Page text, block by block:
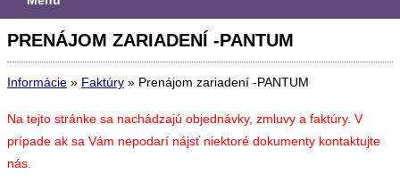
PRENÁJOM ZARIADENÍ -PANTUM
Informácie » Faktúry » Prenájom zariadení -PANTUM
Na tejto stránke sa nachádzajú objednávky, zmluvy a faktúry. V
prípade ak sa Vám nepodarí nájsť niektoré dokumenty kontaktujte
nás.